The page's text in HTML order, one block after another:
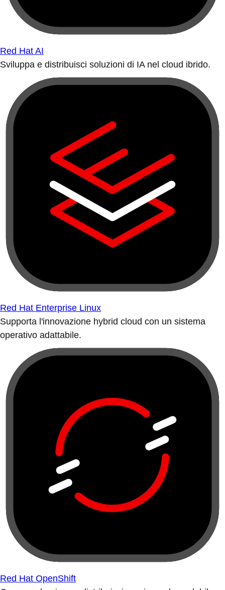
Red Hat AI
Sviluppa e distribuisci soluzioni di IA nel cloud ibrido.
Red Hat Enterprise Linux
Supporta l'innovazione hybrid cloud con un sistema
operativo adattabile.
Red Hat OpenShift